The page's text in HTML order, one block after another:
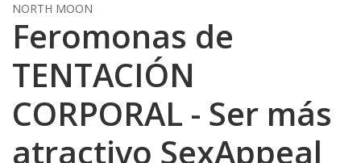
NORTH MOON
Feromonas de
TENTACIÓN
CORPORAL - Ser más
atractivo SexAppeal